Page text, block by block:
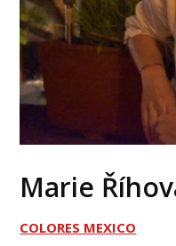
Marie
COLORES MEXICO